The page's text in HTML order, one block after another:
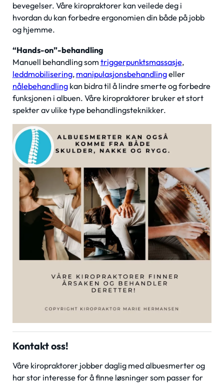
bevegelser. Våre kiropraktorer kan veilede deg i
hvordan du kan forbedre ergonomien din både på jobb
og hjemme.
“Hands-on”-behandling
Manuell behandling som triggerpunktsmassasje,
leddmobilisering, manipulasjonsbehandlingeller
nålebehandlingkan bidra til å lindre smerte og forbedre
funksjonen i albuen. Våre kiropraktorer bruker et stort
spekter av ulike type behandlingsteknikker.
Kontakt oss!
Våre kiropraktorer jobber daglig med albuesmerter og
har stor interesse for å finne løsninger som passer for